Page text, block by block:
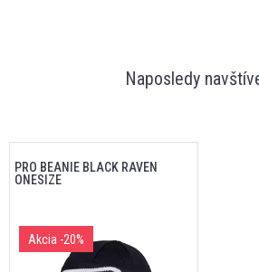
Naposledy
PRO BEANIE BLACK RAVEN
ONESIZE
Akcia -20%